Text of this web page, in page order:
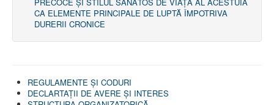
ORAR AUDIENŢE
COMUNICATE
PROGRAMARE ONLINE
CA ELEMENTE PRINCIPALE DE LUPTĂ ÎMPOTRIVA
DURERII CRONICE
REGULAMENTE ŞI CODURI
DECLARTAŢII DE AVERE ȘI INTERES